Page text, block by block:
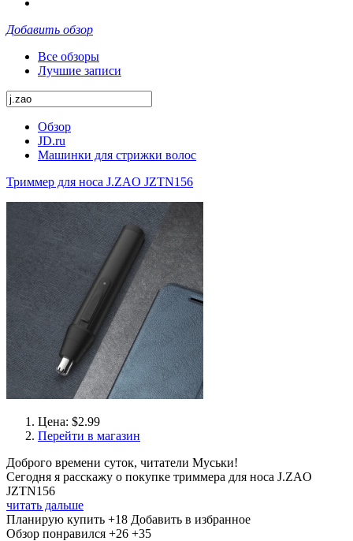
Добавить обзор
Все обзоры
Лучшие записи
Обзор
JD.ru
Машинки для стрижки волос
Триммер для носа J.ZAO JZTN156
Цена: $2.99
Перейти в магазин
Доброго времени суток, читатели Муськи!
Сегодня я расскажу о покупке триммера для носа J.ZAO
JZTN156
читать дальше
Планирую купить +18 Добавить в избранное
Обзор понравился +26 +35